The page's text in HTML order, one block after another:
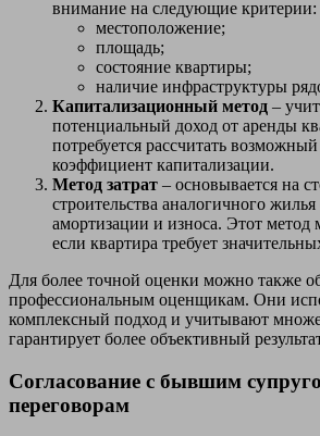
внимание на следующие критерии:
местоположение;
площадь;
состояние квартиры;
наличие инфраструктуры
Капитализационный метод –
потенциальный доход от аренды
потребуется рассчитать
коэффициент капитализации.
Метод затрат – основывается на
строительства аналогичного
амортизации и износа. Этот метод
если квартира требует
Для более точной оценки можно также
профессиональным оценщикам. Они
комплексный подход и учитывают
гарантирует более объективный
Согласование с бывшим
переговорам